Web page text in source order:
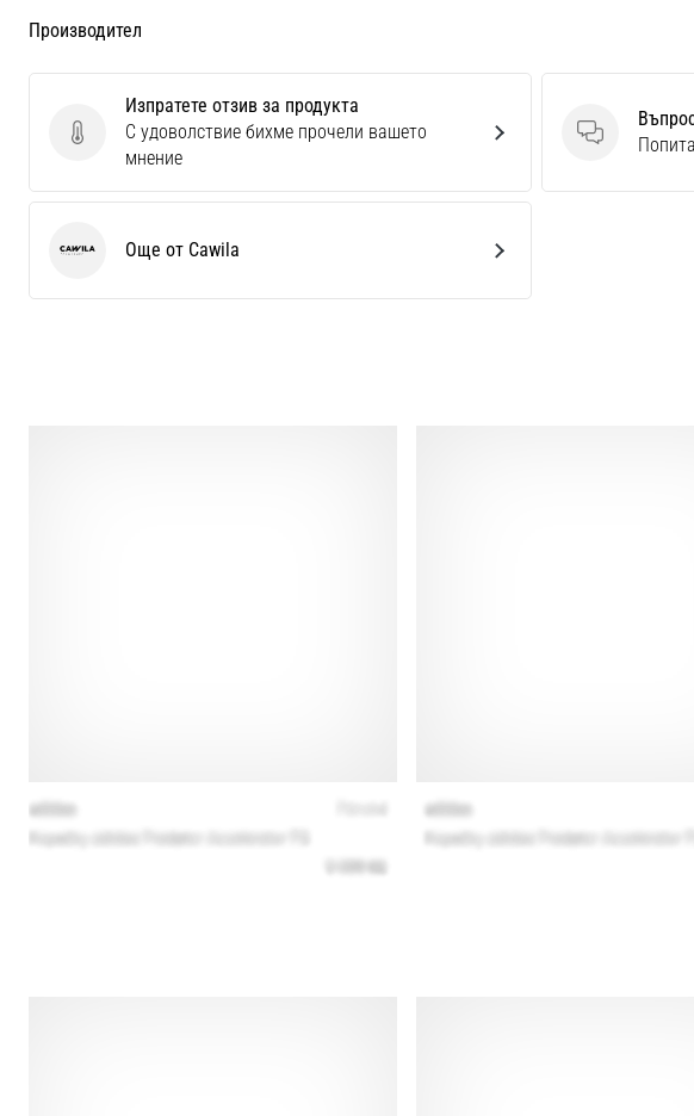
Производител
Изпратете отзив за продукта
Изпратете отзив за продукта
С удоволствие бихме прочели вашето
мнение
Въпроси
Cawila Още от Cawila